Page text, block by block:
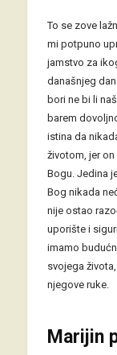
To se zove
mi potpuno
jamstvo za
današnjeg
bori ne bi li
barem
istina da
životom, jer
Bogu. Jedina
Bog nikada
nije ostao
uporište i
imamo
svojega
njegove ruke.
Marijin